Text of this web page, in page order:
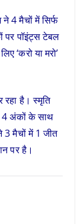
ने 4 मैचों में सिर्फ
पर पॉइंट्स टेबल
‘करो या मरो’
रहा है। स्मृति
4 अंकों के साथ
3 मैचों में 1 जीत
पर है।